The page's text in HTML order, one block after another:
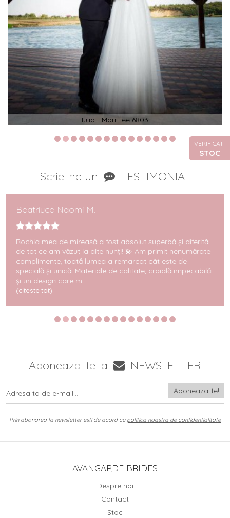
Iulia - Mori Lee 6803
Scrie-ne un TESTIMONIAL
Beatriuce Naomi M.
Rochia mea de mireasă a fost absolut superbă și diferită
de tot ce am văzut la alte nunți! 💫 Am primit nenumărate
complimente, toată lumea a remarcat cât este de
specială și unică. Materiale de calitate, croială impecabilă
și un design care m...
(citeste tot)
Aboneaza-te la NEWSLETTER
Prin abonarea la newsletter esti de acord cu politica noastra de confidentialitate
AVANGARDE BRIDES
Despre noi
Contact
Stoc
VERIFICATI
STOC